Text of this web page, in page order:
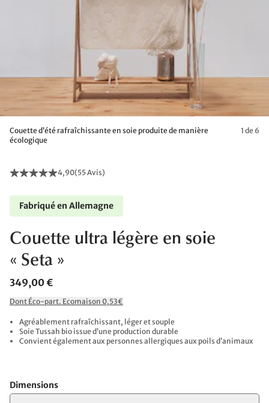
Couette d’été rafraîchissante en soie produite de manière
écologique
1 de 6
4,90(55 Avis)
Fabriqué en Allemagne
Couette ultra légère en soie
« Seta »
349,00 €
Dont Éco-part. Ecomaison 0,53€
Agréablement rafraîchissant, léger et souple
Soie Tussah bio issue d’une production durable
Convient également aux personnes allergiques aux poils d’animaux
Dimensions